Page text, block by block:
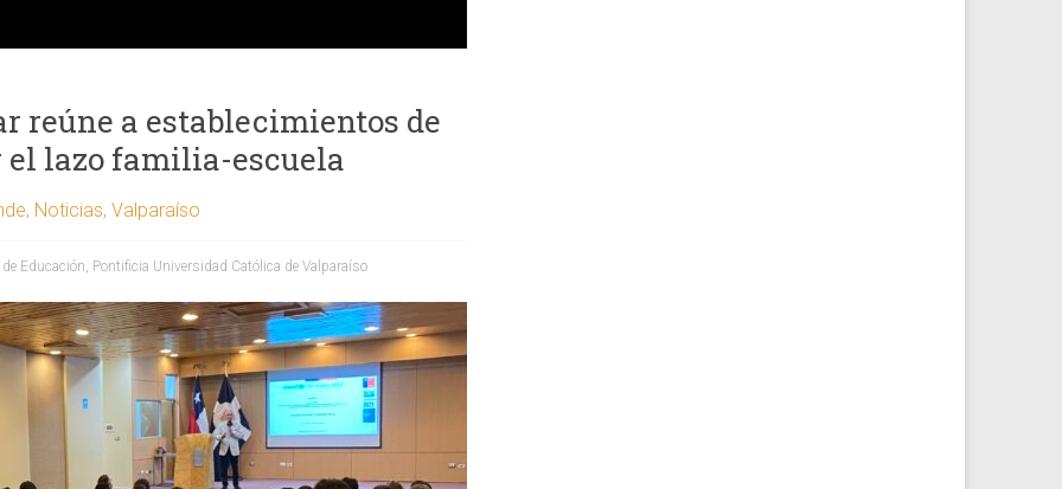
reúne a establecimientos de
lazo familia-escuela
, Noticias, Valparaíso
Educación, Pontificia Universidad Católica de Valparaíso